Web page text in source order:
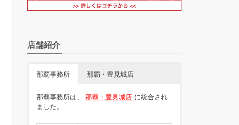
店舗紹介
那覇事務所 那覇・豊見城店
那覇事務所は、 那覇・豊見城店 に統合され
ました。